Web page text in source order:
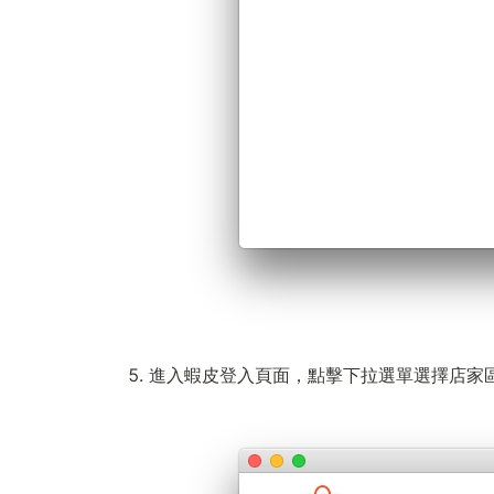
進入蝦皮登入頁面，點擊下拉選單選擇店家